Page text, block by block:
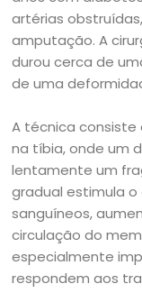
artérias
amputação. A
durou cerca de
de uma
A técnica
na tíbia, onde um
lentamente um
gradual estimula
sanguíneos,
circulação do
especialmente
respondem aos